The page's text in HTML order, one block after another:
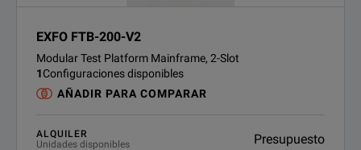
EXFO FTB-200-V2
Modular Test Platform Mainframe, 2-Slot
1Configuraciones disponibles
AÑADIR PARA COMPARAR
ALQUILER
Unidades disponibles
Presupuesto